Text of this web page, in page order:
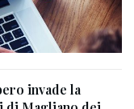
invade la